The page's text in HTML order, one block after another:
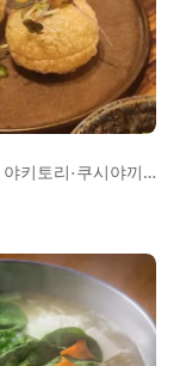
야키토리·쿠시야끼 (꼬치 요리)